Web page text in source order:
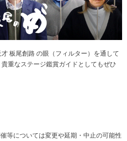
板尾創路 の眼（フィルター）を通して
重なステージ鑑賞ガイドとしてもぜひ
等については変更や延期・中止の可能性